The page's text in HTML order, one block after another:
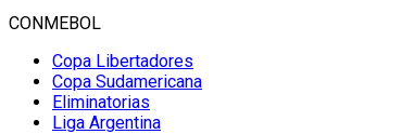
CONMEBOL
Copa Libertadores
Copa Sudamericana
Eliminatorias
Liga Argentina